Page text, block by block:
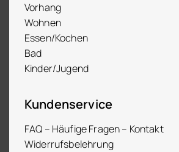
Vorhang
Wohnen
Essen/Kochen
Bad
Kinder/Jugend
Kundenservice
FAQ – Häufige Fragen – Kontakt
Widerrufsbelehrung